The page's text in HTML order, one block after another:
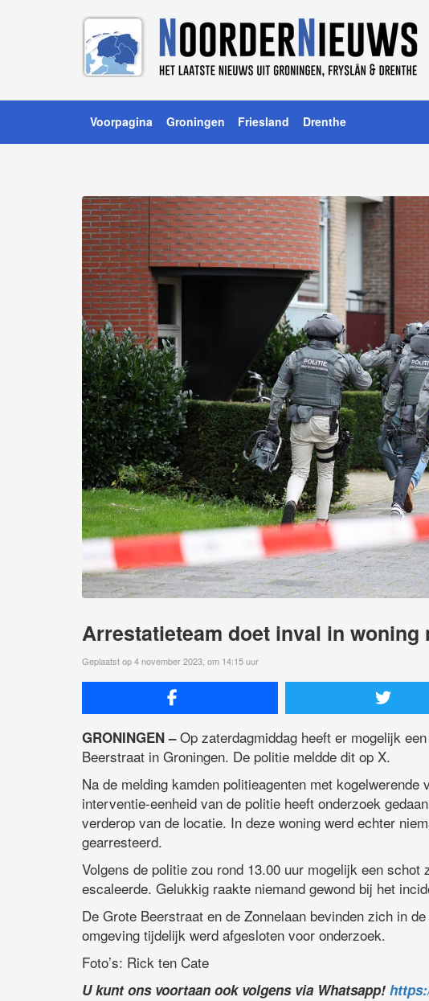
Voorpagina Groningen Friesland Drenthe
Arrestatieteam doet inval in woning
Geplaatst op 4 november 2023, om 14:15 uur
GRONINGEN –Op zaterdagmiddag heeft er mogelijk
Beerstraat in Groningen. De politie meldde dit op X.
Na de melding kamden politieagenten met
interventie-eenheid van de politie heeft onderzoek
verderop van de locatie. In deze woning werd echter
gearresteerd.
Volgens de politie zou rond 13.00 uur mogelijk een
escaleerde. Gelukkig raakte niemand gewond bij het
De Grote Beerstraat en de Zonnelaan bevinden zich in
omgeving tijdelijk werd afgesloten voor onderzoek.
Foto’s: Rick ten Cate
U kunt ons voortaan ook volgens via Whatsapp!